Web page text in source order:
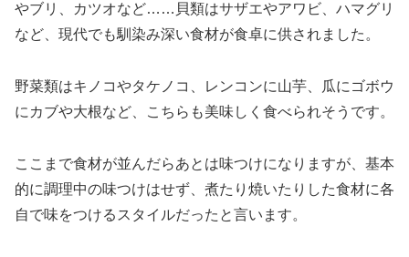
やブリ、カツオなど……貝類はサザエやアワビ、ハマグリ
など、現代でも馴染み深い食材が食卓に供されました。
野菜類はキノコやタケノコ、レンコンに山芋、瓜にゴボウ
にカブや大根など、こちらも美味しく食べられそうです。
ここまで食材が並んだらあとは味つけになりますが、基本
的に調理中の味つけはせず、煮たり焼いたりした食材に各
自で味をつけるスタイルだったと言います。